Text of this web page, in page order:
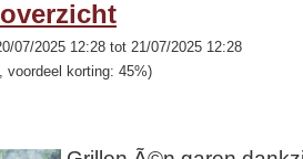
07/2025 12:28 tot 21/07/2025 12:28
, voordeel korting: 45%)